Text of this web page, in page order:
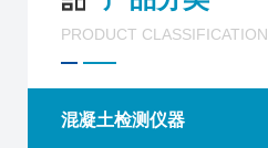
PRODUCT CLASSIFICATION
混凝土检测仪器